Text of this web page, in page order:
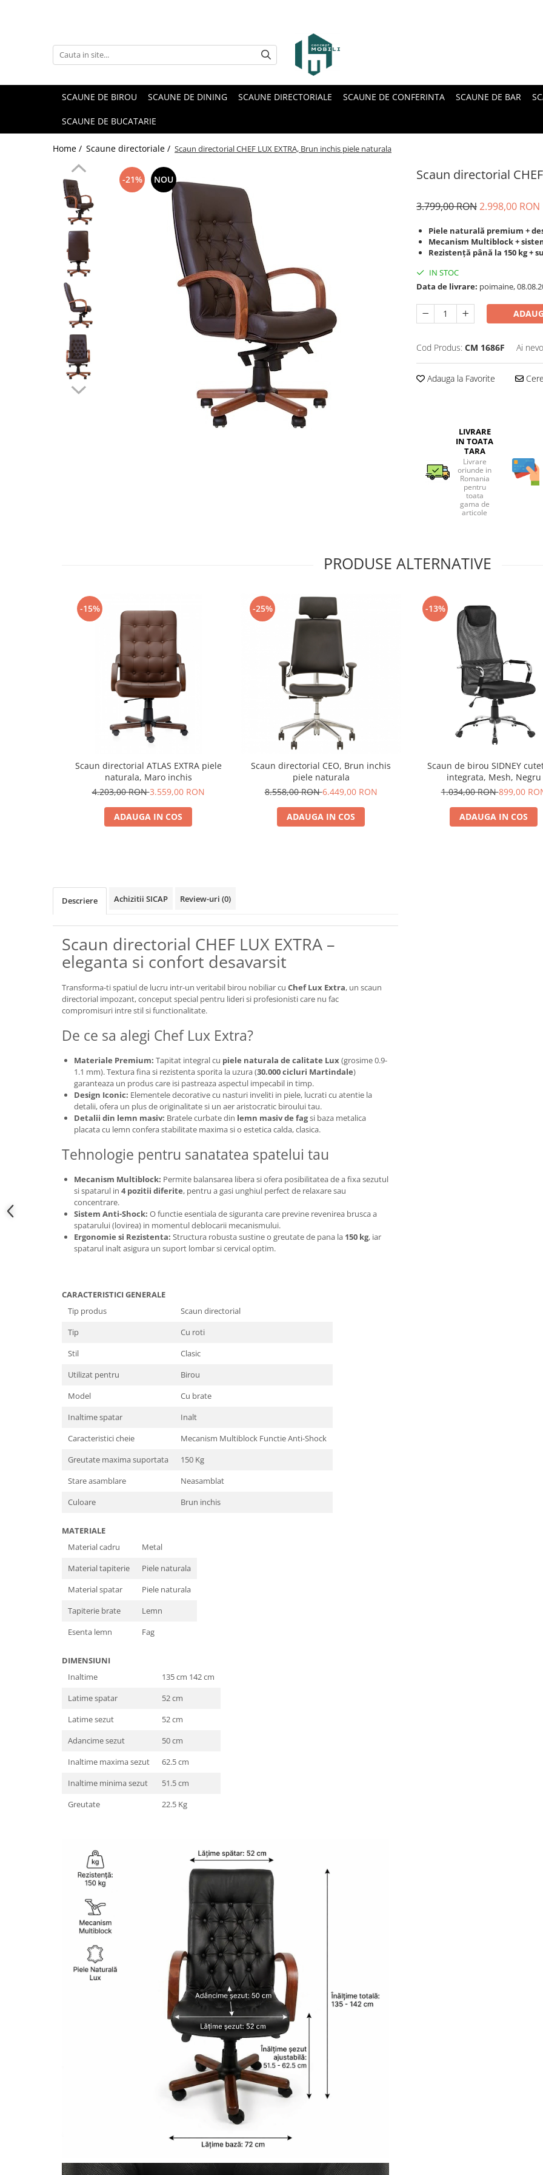
SCAUNE DE BIROU SCAUNE DE DINING SCAUNE DIRECTORIALE SCAUNE DE CONFERINTA SCAUNE DE BAR
SCAUNE DE BUCATARIE
Home / Scaune directoriale / Scaun directorial CHEF LUX EXTRA, Brun inchis piele naturala
Scaun directorial
-21% NOU
3.799,00 RON2.998,00 RON
Piele naturală premium +
Mecanism Multiblock +
Rezistență până la 150 kg +
IN STOC
Data de livrare: poimaine,
Cod Produs: CM 1686F Ai
Adauga la Favorite
LIVRARE
IN TOATA
TARA
Livrare
oriunde in
Romania
pentru
toata
gama de
articole
PRODUSE ALTERNATIVE
-15%
Scaun directorial ATLAS EXTRA piele
naturala, Maro inchis
4.203,00 RON3.559,00 RON
ADAUGA IN COS
-25%
Scaun directorial CEO, Brun inchis
piele naturala
8.558,00 RON6.449,00 RON
ADAUGA IN COS
-13%
Scaun de birou SIDNEY
integrata, Mesh, Negru
1.034,00 RON899,00
ADAUGA IN COS
Descriere Achizitii SICAP Review-uri (0)
Scaun directorial CHEF LUX EXTRA –
eleganta si confort desavarsit
Transforma-ti spatiul de lucru intr-un veritabil birou nobiliar cu Chef Lux Extra, un scaun
directorial impozant, conceput special pentru lideri si profesionisti care nu fac
compromisuri intre stil si functionalitate.
De ce sa alegi Chef Lux Extra?
Materiale Premium: Tapitat integral cu piele naturala de calitate Lux(grosime 0.9-
1.1 mm). Textura fina si rezistenta sporita la uzura (30.000 cicluri Martindale)
garanteaza un produs care isi pastreaza aspectul impecabil in timp.
Design Iconic: Elementele decorative cu nasturi inveliti in piele, lucrati cu atentie la
detalii, ofera un plus de originalitate si un aer aristocratic biroului tau.
Detalii din lemn masiv: Bratele curbate din lemn masiv de fagsi baza metalica
placata cu lemn confera stabilitate maxima si o estetica calda, clasica.
Tehnologie pentru sanatatea spatelui tau
Mecanism Multiblock: Permite balansarea libera si ofera posibilitatea de a fixa sezutul
si spatarul in 4 pozitii diferite, pentru a gasi unghiul perfect de relaxare sau
concentrare.
Sistem Anti-Shock: O functie esentiala de siguranta care previne revenirea brusca a
spatarului (lovirea) in momentul deblocarii mecanismului.
Ergonomie si Rezistenta: Structura robusta sustine o greutate de pana la 150 kg, iar
spatarul inalt asigura un suport lombar si cervical optim.
CARACTERISTICI GENERALE
Tip produs
Scaun directorial
Tip
Cu roti
Stil
Clasic
Utilizat pentru
Birou
Model
Cu brate
Inaltime spatar
Inalt
Caracteristici cheie
Mecanism Multiblock Functie Anti-Shock
Greutate maxima suportata
150 Kg
Stare asamblare
Neasamblat
Culoare
Brun inchis
MATERIALE
Material cadru
Metal
Material tapiterie
Piele naturala
Material spatar
Piele naturala
Tapiterie brate
Lemn
Esenta lemn
Fag
DIMENSIUNI
Inaltime
135 cm 142 cm
Latime spatar
52 cm
Latime sezut
52 cm
Adancime sezut
50 cm
Inaltime maxima sezut
62.5 cm
Inaltime minima sezut
51.5 cm
Greutate
22.5 Kg